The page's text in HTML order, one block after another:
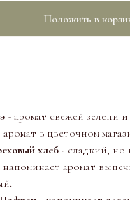
Положить в
- аромат свежей зелени
в цветочном
хлеб - сладкий,
аромат